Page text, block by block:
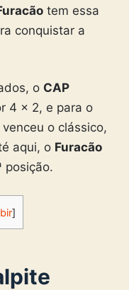
tem essa
conquistar a
o CAP
4 x 2, e para o
o clássico,
aqui, o Furacão
posição.
]